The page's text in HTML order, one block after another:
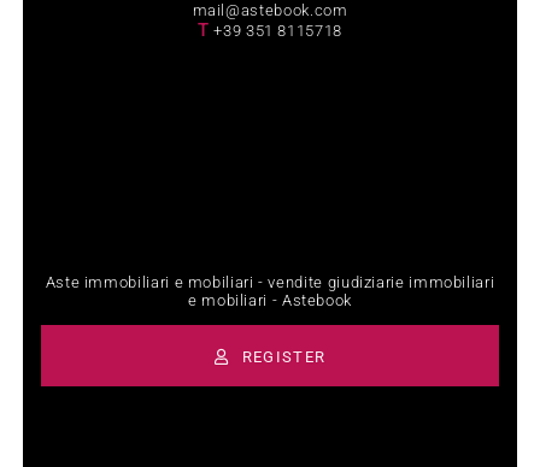
mail@astebook.com
T +39 351 8115718
Aste immobiliari e mobiliari - vendite giudiziarie immobiliari
e mobiliari - Astebook
REGISTER